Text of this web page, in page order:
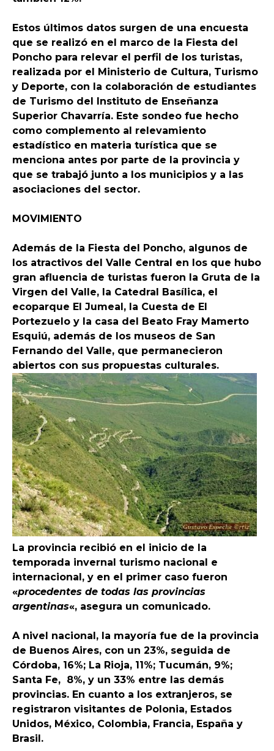
Estos últimos datos surgen de una encuesta
que se realizó en el marco de la Fiesta del
Poncho para relevar el perfil de los turistas,
realizada por el Ministerio de Cultura, Turismo
y Deporte, con la colaboración de estudiantes
de Turismo del Instituto de Enseñanza
Superior Chavarría. Este sondeo fue hecho
como complemento al relevamiento
estadístico en materia turística que se
menciona antes por parte de la provincia y
que se trabajó junto a los municipios y a las
asociaciones del sector.
MOVIMIENTO
Además de la Fiesta del Poncho, algunos de
los atractivos del Valle Central en los que hubo
gran afluencia de turistas fueron la Gruta de la
Virgen del Valle, la Catedral Basílica, el
ecoparque El Jumeal, la Cuesta de El
Portezuelo y la casa del Beato Fray Mamerto
Esquiú, además de los museos de San
Fernando del Valle, que permanecieron
abiertos con sus propuestas culturales.
La provincia recibió en el inicio de la
temporada invernal turismo nacional e
internacional, y en el primer caso fueron
«procedentes de todas las provincias
argentinas«, asegura un comunicado.
A nivel nacional, la mayoría fue de la provincia
de Buenos Aires, con un 23%, seguida de
Córdoba, 16%; La Rioja, 11%; Tucumán, 9%;
Santa Fe, 8%, y un 33% entre las demás
provincias. En cuanto a los extranjeros, se
registraron visitantes de Polonia, Estados
Unidos, México, Colombia, Francia, España y
Brasil.